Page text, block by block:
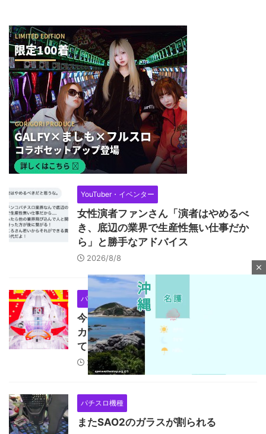
YouTuber・イベンター
女性演者ファンさん「演者はやめるべ
き、底辺の業界で生産性無い仕事だか
ら」と勝手なアドバイス
2026/8/8
パチンコ機種 ホール
今の時代、時間かけてまで羽根アタッ
カーの羽根モノを調整管理できる人っ
てどれくらいいるの？
2026/8/8
パチスロ機種
またSAO2のガラスが割られる
close